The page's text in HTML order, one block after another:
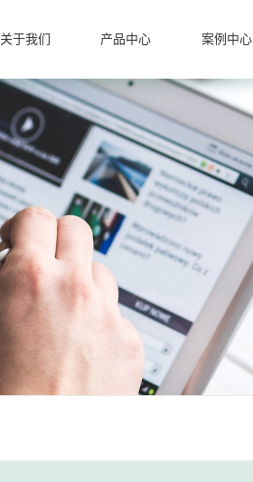
关于我们 产品中心 案例中心